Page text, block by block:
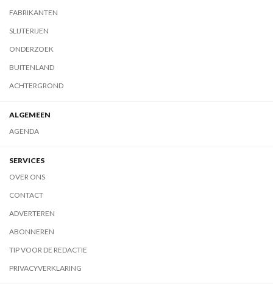
FABRIKANTEN
SLIJTERIJEN
ONDERZOEK
BUITENLAND
ACHTERGROND
ALGEMEEN
AGENDA
SERVICES
OVER ONS
CONTACT
ADVERTEREN
ABONNEREN
TIP VOOR DE REDACTIE
PRIVACYVERKLARING